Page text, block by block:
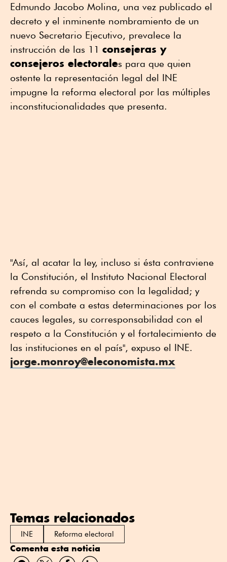
Edmundo Jacobo Molina, una vez publicado el
decreto y el inminente nombramiento de un
nuevo Secretario Ejecutivo, prevalece la
instrucción de las 11 consejeras y
consejeros electorales para que quien
ostente la representación legal del INE
impugne la reforma electoral por las múltiples
inconstitucionalidades que presenta.
"Así, al acatar la ley, incluso si ésta contraviene
la Constitución, el Instituto Nacional Electoral
refrenda su compromiso con la legalidad; y
con el combate a estas determinaciones por los
cauces legales, su corresponsabilidad con el
respeto a la Constitución y el fortalecimiento de
las instituciones en el país", expuso el INE.
jorge.monroy@eleconomista.mx
Temas relacionados
INE Reforma electoral
Comenta esta noticia